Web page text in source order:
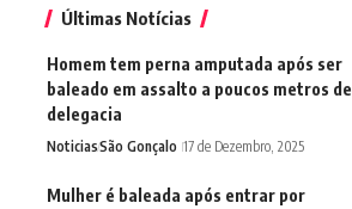
Últimas Notícias
Homem tem perna amputada após ser
baleado em assalto a poucos metros de
delegacia
NoticiasSão Gonçalo 17 de Dezembro, 2025
Mulher é baleada após entrar por